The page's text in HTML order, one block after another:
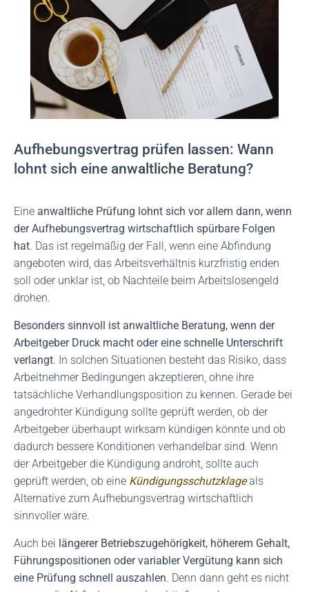
Aufhebungsvertrag prüfen lassen: Wann
lohnt sich eine anwaltliche Beratung?
Eine anwaltliche Prüfung lohnt sich vor allem dann, wenn
der Aufhebungsvertrag wirtschaftlich spürbare Folgen
hat. Das ist regelmäßig der Fall, wenn eine Abfindung
angeboten wird, das Arbeitsverhältnis kurzfristig enden
soll oder unklar ist, ob Nachteile beim Arbeitslosengeld
drohen.
Besonders sinnvoll ist anwaltliche Beratung, wenn der
Arbeitgeber Druck macht oder eine schnelle Unterschrift
verlangt. In solchen Situationen besteht das Risiko, dass
Arbeitnehmer Bedingungen akzeptieren, ohne ihre
tatsächliche Verhandlungsposition zu kennen. Gerade bei
angedrohter Kündigung sollte geprüft werden, ob der
Arbeitgeber überhaupt wirksam kündigen könnte und ob
dadurch bessere Konditionen verhandelbar sind. Wenn
der Arbeitgeber die Kündigung androht, sollte auch
geprüft werden, ob eine Kündigungsschutzklageals
Alternative zum Aufhebungsvertrag wirtschaftlich
sinnvoller wäre.
Auch bei längerer Betriebszugehörigkeit, höherem Gehalt,
Führungspositionen oder variabler Vergütung kann sich
eine Prüfung schnell auszahlen. Denn dann geht es nicht